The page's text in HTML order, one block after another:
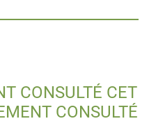
CONSULTÉ CET
CONSULTÉ